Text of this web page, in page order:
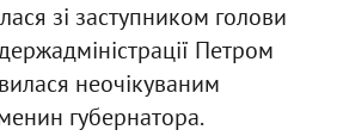
зі заступником голови
Петром
неочікуваним
губернатора.